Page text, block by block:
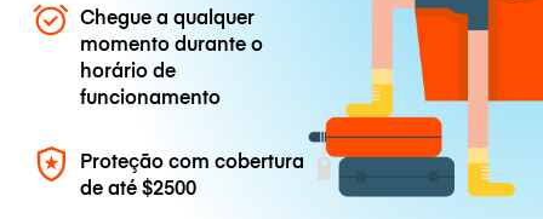
Chegue a qualquer
momento durante o
horário de
funcionamento
Proteção com cobertura
de até$2500